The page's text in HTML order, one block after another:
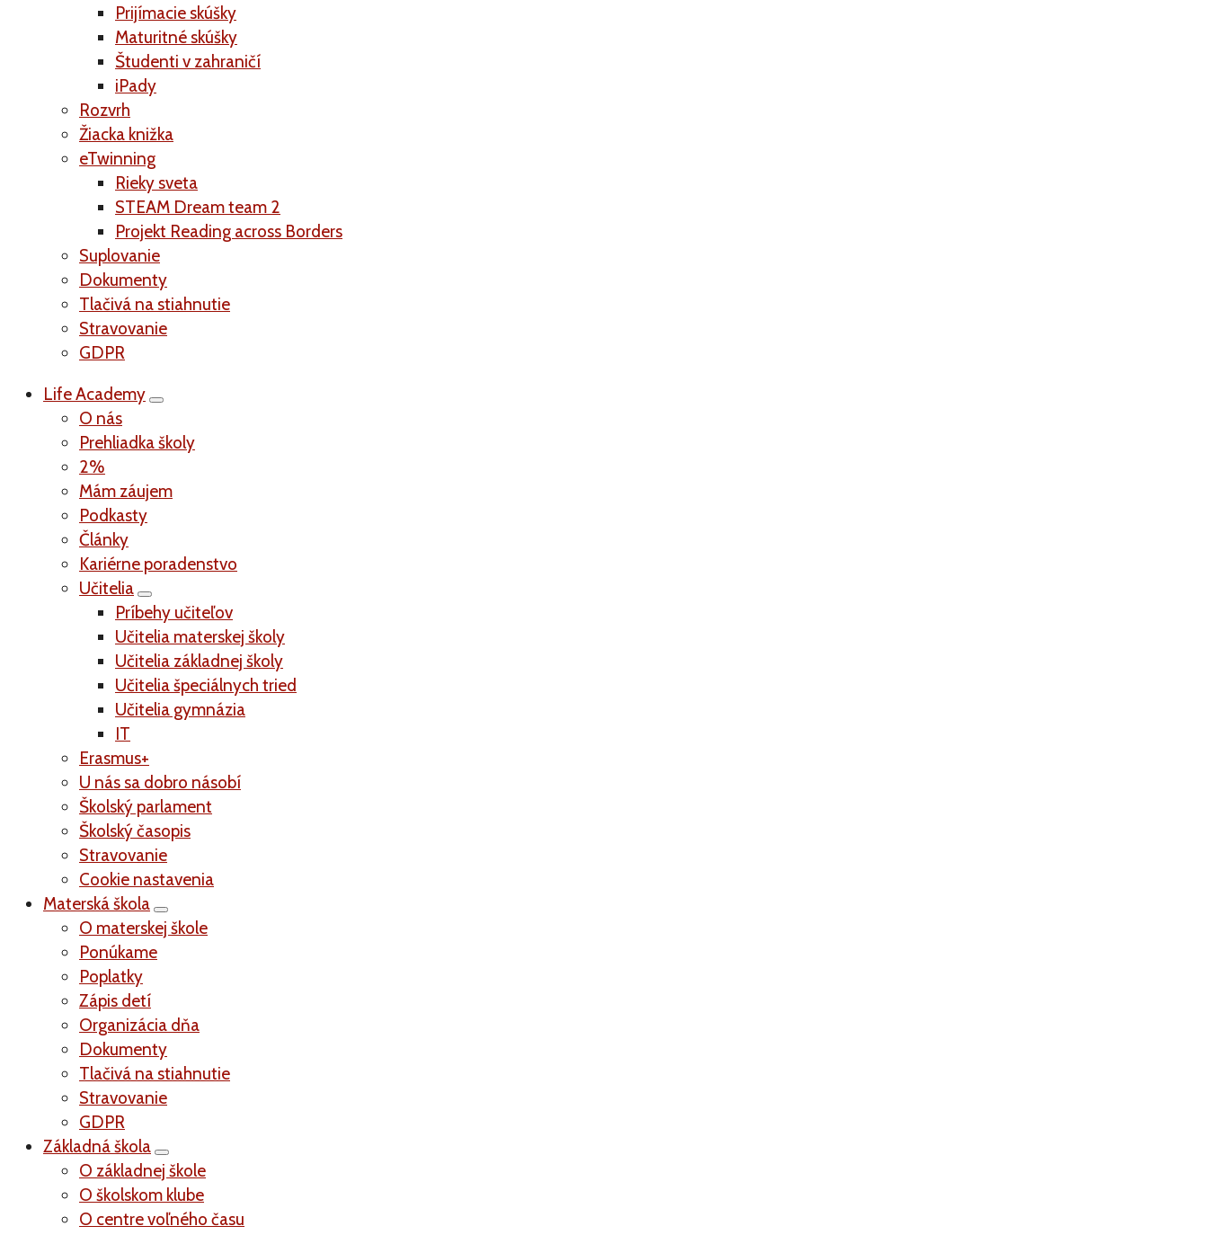
Prijímacie skúšky
Maturitné skúšky
Študenti v zahraničí
iPady
Rozvrh
Žiacka knižka
eTwinning
Rieky sveta
STEAM Dream team 2
Projekt Reading across Borders
Suplovanie
Dokumenty
Tlačivá na stiahnutie
Stravovanie
GDPR
Life Academy
O nás
Prehliadka školy
2%
Mám záujem
Podkasty
Články
Kariérne poradenstvo
Učitelia
Príbehy učiteľov
Učitelia materskej školy
Učitelia základnej školy
Učitelia špeciálnych tried
Učitelia gymnázia
IT
Erasmus+
U nás sa dobro násobí
Školský parlament
Školský časopis
Stravovanie
Cookie nastavenia
Materská škola
O materskej škole
Ponúkame
Poplatky
Zápis detí
Organizácia dňa
Dokumenty
Tlačivá na stiahnutie
Stravovanie
GDPR
Základná škola
O základnej škole
O školskom klube
O centre voľného času